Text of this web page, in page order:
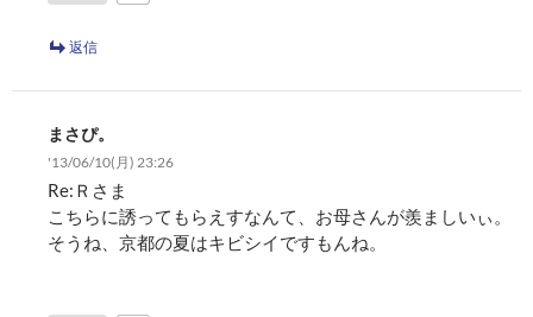
返信
まさぴ。
'13/06/10(月) 23:26
Re:Ｒさま
こちらに誘ってもらえすなんて、お母さんが羨ましいぃ。
そうね、京都の夏はキビシイですもんね。